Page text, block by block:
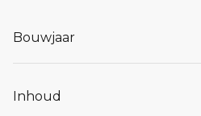
Bouwjaar
Inhoud